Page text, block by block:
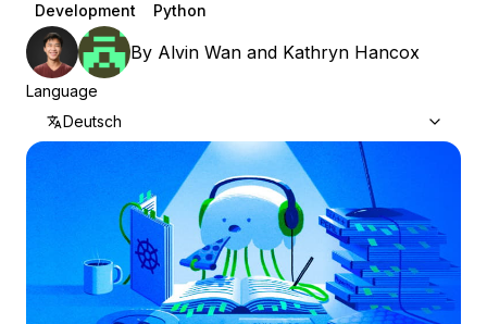
Development
Python
By Alvin Wan and Kathryn Hancox
Language
Deutsch